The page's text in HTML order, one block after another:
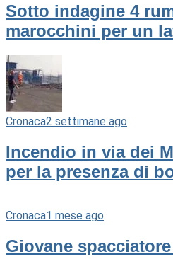
Sotto indagine 4
marocchini per un
Cronaca2 settimane ago
Incendio in via dei
per la presenza di
Cronaca1 mese ago
Giovane